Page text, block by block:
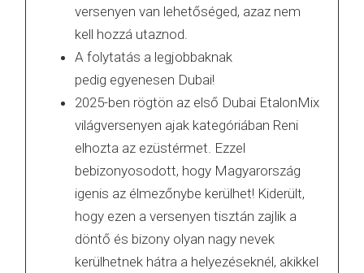
versenyen van lehetőséged, azaz nem
kell hozzá utaznod.
A folytatás a legjobbaknak
pedig egyenesen Dubai!
2025-ben rögtön az első Dubai EtalonMix
világversenyen ajak kategóriában Reni
elhozta az ezüstérmet. Ezzel
bebizonyosodott, hogy Magyarország
igenis az élmezőnybe kerülhet! Kiderült,
hogy ezen a versenyen tisztán zajlik a
döntő és bizony olyan nagy nevek
kerülhetnek hátra a helyezéseknél, akikkel